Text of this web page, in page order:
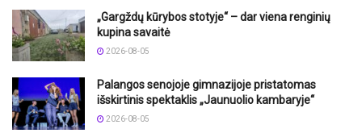
„Gargždų kūrybos stotyje“ – dar viena renginių
kupina savaitė
2026-08-05
Palangos senojoje gimnazijoje pristatomas
išskirtinis spektaklis „Jaunuolio kambaryje“
2026-08-05